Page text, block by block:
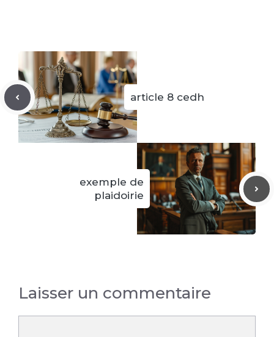
article 8 cedh
exemple de
plaidoirie
Laisser un commentaire